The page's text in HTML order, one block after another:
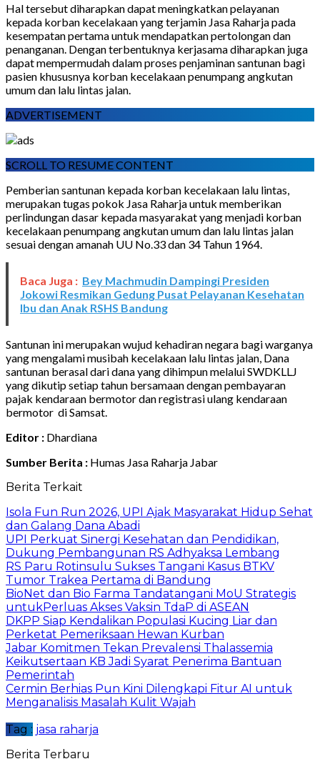
Hal tersebut diharapkan dapat meningkatkan pelayanan
kepada korban kecelakaan yang terjamin Jasa Raharja pada
kesempatan pertama untuk mendapatkan pertolongan dan
penanganan. Dengan terbentuknya kerjasama diharapkan juga
dapat mempermudah dalam proses penjaminan santunan bagi
pasien khususnya korban kecelakaan penumpang angkutan
umum dan lalu lintas jalan.
ADVERTISEMENT
SCROLL TO RESUME CONTENT
Pemberian santunan kepada korban kecelakaan lalu lintas,
merupakan tugas pokok Jasa Raharja untuk memberikan
perlindungan dasar kepada masyarakat yang menjadi korban
kecelakaan penumpang angkutan umum dan lalu lintas jalan
sesuai dengan amanah UU No.33 dan 34 Tahun 1964.
Baca Juga : Bey Machmudin Dampingi Presiden
Jokowi Resmikan Gedung Pusat Pelayanan Kesehatan
Ibu dan Anak RSHS Bandung
Santunan ini merupakan wujud kehadiran negara bagi warganya
yang mengalami musibah kecelakaan lalu lintas jalan, Dana
santunan berasal dari dana yang dihimpun melalui SWDKLLJ
yang dikutip setiap tahun bersamaan dengan pembayaran
pajak kendaraan bermotor dan registrasi ulang kendaraan
bermotor di Samsat.
Editor : Dhardiana
Sumber Berita : Humas Jasa Raharja Jabar
Berita Terkait
Isola Fun Run 2026, UPI Ajak Masyarakat Hidup Sehat
dan Galang Dana Abadi
UPI Perkuat Sinergi Kesehatan dan Pendidikan,
Dukung Pembangunan RS Adhyaksa Lembang
RS Paru Rotinsulu Sukses Tangani Kasus BTKV
Tumor Trakea Pertama di Bandung
BioNet dan Bio Farma Tandatangani MoU Strategis
untukPerluas Akses Vaksin TdaP di ASEAN
DKPP Siap Kendalikan Populasi Kucing Liar dan
Perketat Pemeriksaan Hewan Kurban
Jabar Komitmen Tekan Prevalensi Thalassemia
Keikutsertaan KB Jadi Syarat Penerima Bantuan
Pemerintah
Cermin Berhias Pun Kini Dilengkapi Fitur AI untuk
Menganalisis Masalah Kulit Wajah
Tag : jasa raharja
Berita Terbaru